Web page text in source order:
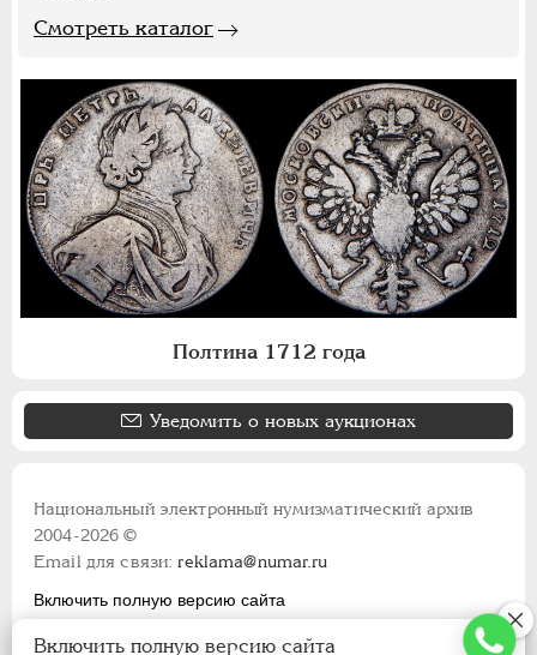
Смотреть каталог
Полтина 1712 года
Уведомить о новых аукционах
Национальный электронный нумизматический архив
2004-2026 ©
Email для связи:reklama@numar.ru
Включить полную версию сайта
Включить полную версию сайта